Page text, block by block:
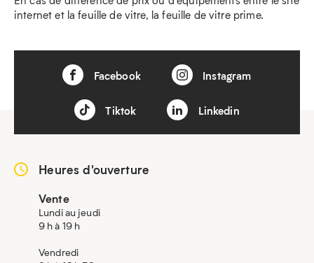
internet et la feuille de vitre, la feuille de vitre prime.
Facebook Instagram
Tiktok Linkedin
Heures d'ouverture
Vente
Lundi au jeudi
9 h à 19 h
Vendredi